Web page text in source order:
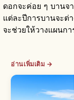
ดอกจะค่อย ๆ บานจ
แต่ละปีการบานจะต่
จะช่วยให้วางแผนก
อ่านเพิ่มเติม →